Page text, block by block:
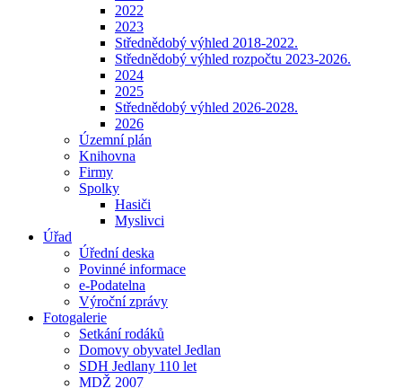
2022
2023
Střednědobý výhled 2018-2022.
Střednědobý výhled rozpočtu 2023-2026.
2024
2025
Střednědobý výhled 2026-2028.
2026
Územní plán
Knihovna
Firmy
Spolky
Hasiči
Myslivci
Úřad
Úřední deska
Povinné informace
e-Podatelna
Výroční zprávy
Fotogalerie
Setkání rodáků
Domovy obyvatel Jedlan
SDH Jedlany 110 let
MDŽ 2007